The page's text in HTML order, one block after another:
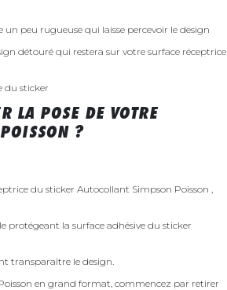
peu rugueuse qui laisse percevoir le design
détouré qui restera sur votre surface réceptrice
du sticker
LA POSE DE VOTRE
?
du sticker Autocollant Simpson Poisson ,
protégeant la surface adhésive du sticker
transparaître le design.
en grand format, commencez par retirer